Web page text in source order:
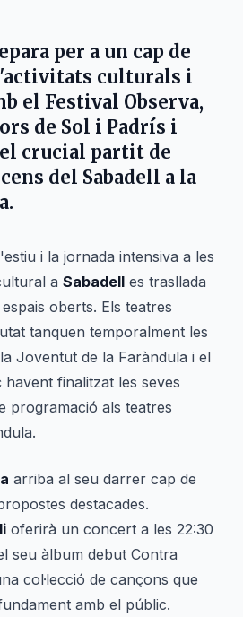
per a un cap de
culturals i
el Festival Observa,
de Sol i Padrís i
crucial partit de
del Sabadell a la
i la jornada intensiva a les
a Sabadell es trasllada
oberts. Els teatres
tanquen temporalment les
Joventut de la Faràndula i el
finalitzat les seves
programació als teatres
arriba al seu darrer cap de
destacades.
oferirà un concert a les 22:30
seu àlbum debut Contra
col·lecció de cançons que
amb el públic.